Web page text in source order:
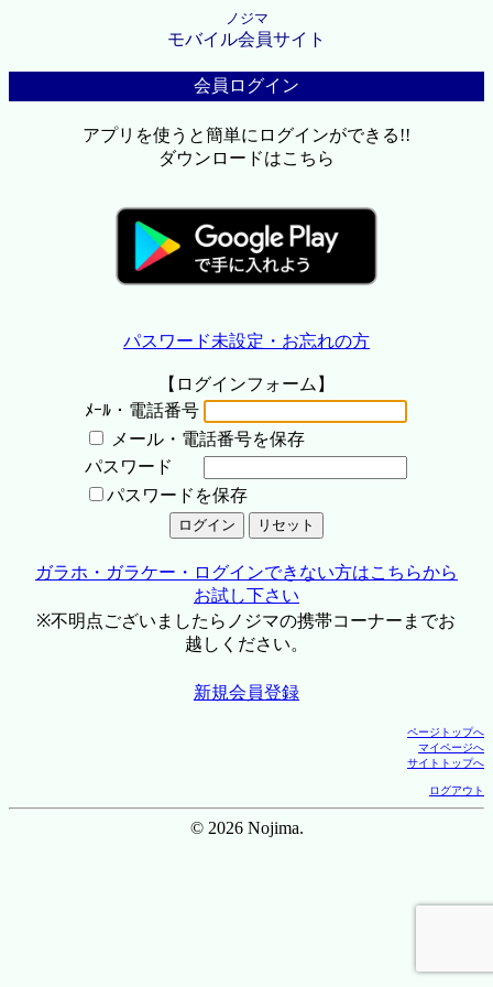
ノジマ
モバイル会員サイト
会員ログイン
アプリを使うと簡単にログインができる!!
ダウンロードはこちら
パスワード未設定・お忘れの方
【ログインフォーム】
ﾒｰﾙ・電話番号
メール・電話番号を保存
パスワード
パスワードを保存
ガラホ・ガラケー・ログインできない方はこちらから
お試し下さい
※不明点ございましたらノジマの携帯コーナーまでお
越しください。
新規会員登録
ページトップへ
マイページへ
サイトトップへ
ログアウト
© 2026 Nojima.